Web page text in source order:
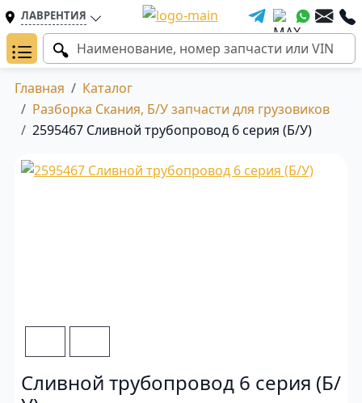
ЛАВРЕНТИЯ
Главная
Каталог
Разборка Скания, Б/У запчасти для грузовиков
2595467 Сливной трубопровод 6 серия (Б/У)
Сливной трубопровод 6 серия (Б/